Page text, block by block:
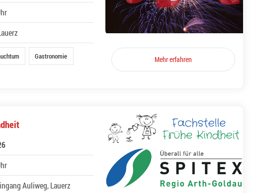
Gastronomie Mehr erfahren
Auliweg, Lauerz